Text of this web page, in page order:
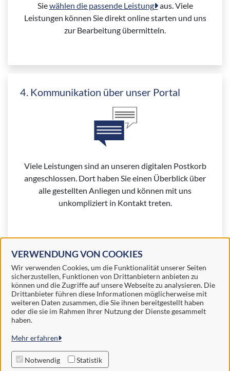
VERWENDUNG VON COOKIES
Wir verwenden Cookies, um die Funktionalität unserer Seiten
sicherzustellen, Funktionen von Drittanbietern anbieten zu
können und die Zugriffe auf unsere Webseite zu analysieren. Die
Drittanbieter führen diese Informationen möglicherweise mit
weiteren Daten zusammen, die Sie ihnen bereitgestellt haben
oder die sie im Rahmen Ihrer Nutzung der Dienste gesammelt
haben.
Mehr erfahren
Notwendig Statistik
Siewählen die passende Leistung aus. Viele
Leistungen können Sie direkt online starten und uns
zur Bearbeitung übermitteln.
4. Kommunikation über unser Portal
Viele Leistungen sind an unseren digitalen Postkorb
angeschlossen. Dort haben Sie einen Überblick über
alle gestellten Anliegen und können mit uns
unkompliziert in Kontakt treten.
Weitere Informationen zur BundID finden Sie auf der
FAQ-Seite des Bundes.
Samtgemeinde Schüttorf
Alle Rechte vorbehalten